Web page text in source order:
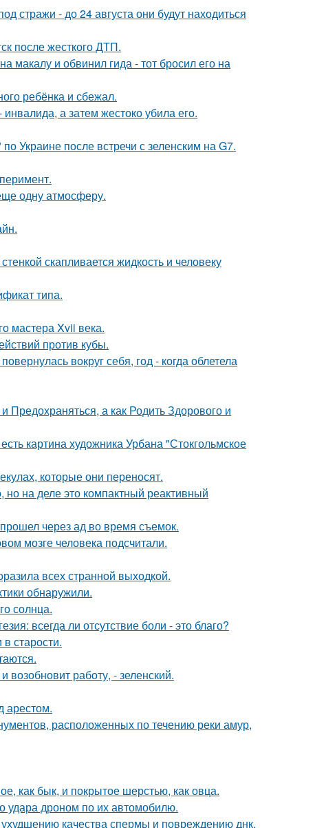
стражи - до 24 августа они будут находиться
после жесткого ДТП.
макалу и обвинил гида - тот бросил его на
ребёнка и сбежал.
а затем жестоко убила его.
Украине после встречи с зеленским на G7.
одну атмосферу.
скапливается жидкость и человеку
типа.
мастера Xvii века.
против кубы.
вокруг себя, год - когда облетела
Предохраняться, а как Родить Здорового и
картина художника Урбана "Стокгольмское
которые они переносят.
но на деле это компактный реактивный
через ад во время съемок.
мозге человека подсчитали.
всех странной выходкой.
обнаружили.
солнца.
всегда ли отсутствие боли - это благо?
старости.
возобновит работу, - зеленский.
арестом.
расположенных по течению реки амур,
как бык, и покрытое шерстью, как овца.
удара дроном по их автомобилю.
качества спермы и повреждению днк.